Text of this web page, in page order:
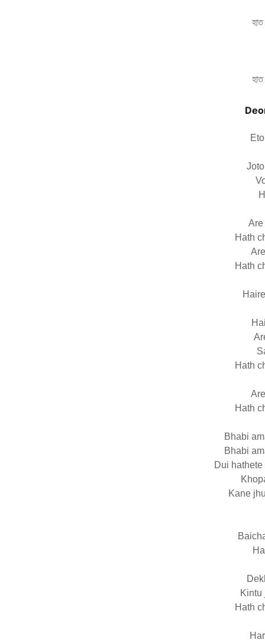
হাত
হাত
Are
Hath
Hath
Hath
Hath
Bhabi
Bhabi
Dui
Kane
Kintu
Hath